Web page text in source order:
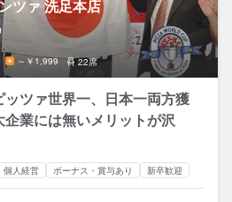
ツァ 洗足本店
～￥1,999 22席
ッツァ世界一、日本一両方獲
業には無いメリットが沢
個人経営 ボーナス・賞与あり 新卒歓迎